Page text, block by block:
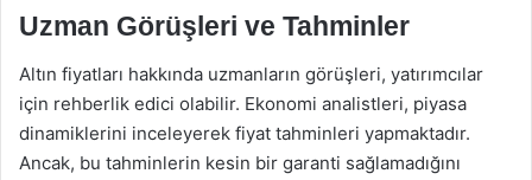
Uzman Görüşleri ve Tahminler
Altın fiyatları hakkında uzmanların görüşleri, yatırımcılar
için rehberlik edici olabilir. Ekonomi analistleri, piyasa
dinamiklerini inceleyerek fiyat tahminleri yapmaktadır.
Ancak, bu tahminlerin kesin bir garanti sağlamadığını